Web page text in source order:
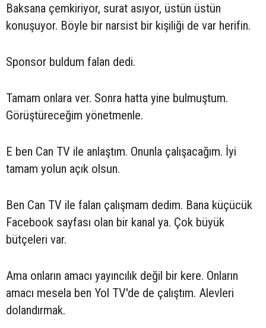
Baksana çemkiriyor, surat asıyor, üstün üstün
konuşuyor. Böyle bir narsist bir kişiliği de var herifin.
Sponsor buldum falan dedi.
Tamam onlara ver. Sonra hatta yine bulmuştum.
Görüştüreceğim yönetmenle.
E ben Can TV ile anlaştım. Onunla çalışacağım. İyi
tamam yolun açık olsun.
Ben Can TV ile falan çalışmam dedim. Bana küçücük
Facebook sayfası olan bir kanal ya. Çok büyük
bütçeleri var.
Ama onların amacı yayıncılık değil bir kere. Onların
amacı mesela ben Yol TV'de de çalıştım. Alevleri
dolandırmak.